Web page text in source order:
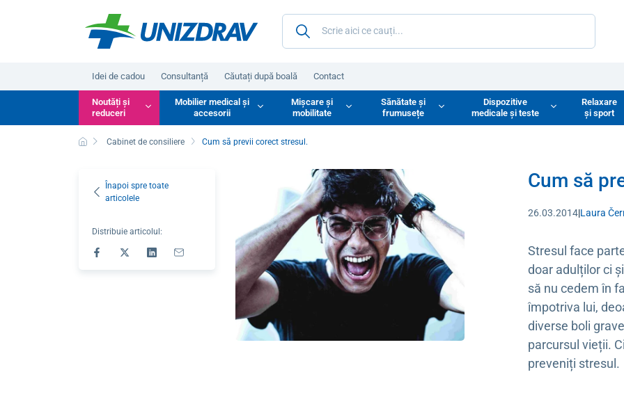
Idei de cadou Consultanță Căutați după boală Contact
Noutăți și
reduceri
Mobilier medical și
accesorii
Mișcare și
mobilitate
Sănătate și
frumusețe
Dispozitive
medicale și teste
Relaxare
și sport
Cabinet de consiliere Cum să previi corect stresul.
Înapoi spre toate
articolele
Distribuie articolul:
Cum să
26.03.2014|Laura
Stresul face
doar adulților ci
să nu cedem în
împotriva lui,
diverse boli
parcursul vieții.
preveniți stresul.